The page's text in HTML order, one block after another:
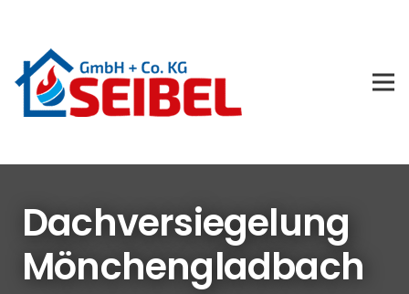
Dachversiegelung
Mönchengladbach